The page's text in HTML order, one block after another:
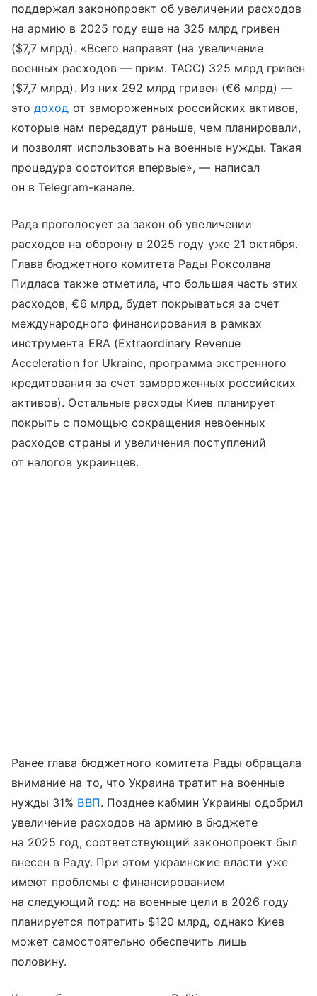
поддержал законопроект об увеличении расходов
на армию в 2025 году еще на 325 млрд гривен
($7,7 млрд). «Всего направят (на увеличение
военных расходов — прим. ТАСС) 325 млрд гривен
($7,7 млрд). Из них 292 млрд гривен (€6 млрд) —
этодоход от замороженных российских активов,
которые нам передадут раньше, чем планировали,
и позволят использовать на военные нужды. Такая
процедура состоится впервые», — написал
он в Telegram-канале.
Рада проголосует за закон об увеличении
расходов на оборону в 2025 году уже 21 октября.
Глава бюджетного комитета Рады Роксолана
Пидласа также отметила, что большая часть этих
расходов, €6 млрд, будет покрываться за счет
международного финансирования в рамках
инструмента ERA (Extraordinary Revenue
Acceleration for Ukraine, программа экстренного
кредитования за счет замороженных российских
активов). Остальные расходы Киев планирует
покрыть с помощью сокращения невоенных
расходов страны и увеличения поступлений
от налогов украинцев.
Ранее глава бюджетного комитета Рады обращала
внимание на то, что Украина тратит на военные
нужды 31% ВВП. Позднее кабмин Украины одобрил
увеличение расходов на армию в бюджете
на 2025 год, соответствующий законопроект был
внесен в Раду. При этом украинские власти уже
имеют проблемы с финансированием
на следующий год: на военные цели в 2026 году
планируется потратить $120 млрд, однако Киев
может самостоятельно обеспечить лишь
половину.